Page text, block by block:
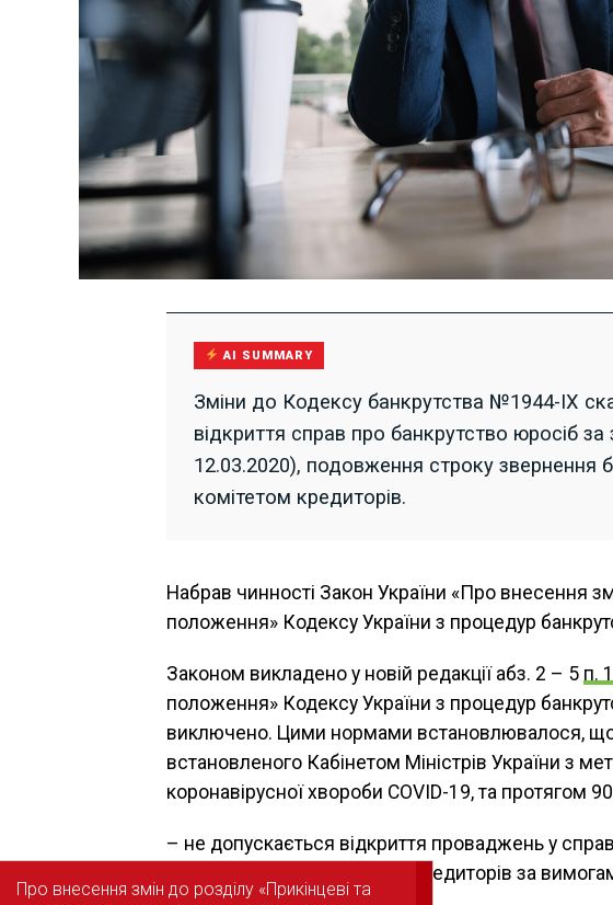
AI SUMMARY
Зміни до Кодексу банкрутства №1944-IX
відкриття справ про банкрутство юросіб
12.03.2020), подовження строку звернення
комітетом кредиторів.
Набрав чинності Закон України «Про внесення
положення» Кодексу України з процедур
Законом викладено у новій редакції абз. 2 – 5 п.
положення» Кодексу України з процедур
виключено. Цими нормами встановлювалося, що
встановленого Кабінетом Міністрів України з
коронавірусної хвороби COVID-19, та протягом
– не допускається відкриття проваджень у
юридичних осіб за заявою кредиторів за
Про внесення змін до розділу «Прикінцеві та
Про внесення змін до розділу «Прикінцеві та